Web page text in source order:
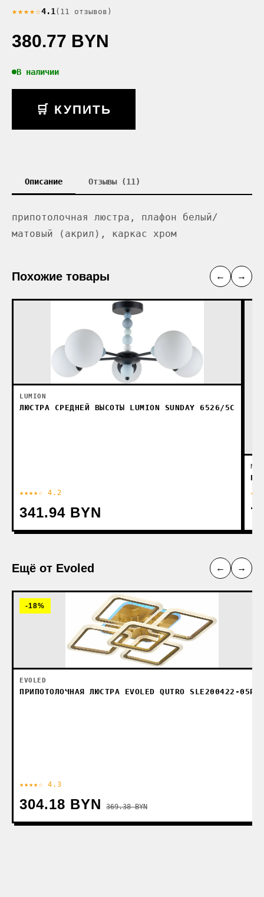
★★★★☆4.1 (11 отзывов)
380.77 BYN
В наличии
🛒 КУПИТЬ
Описание Отзывы (11)
припотолочная люстра, плафон белый/
матовый (акрил), каркас хром
Похожие товары ← →
LUMION
ЛЮСТРА СРЕДНЕЙ ВЫСОТЫ LUMION SUNDAY 6526/5C
★★★★☆ 4.2
341.94 BYN
Ещё от Evoled ← →
-18%
EVOLED
ПРИПОТОЛОЧНАЯ ЛЮСТРА EVOLED QUTRO SLE200422-
★★★★☆ 4.3
304.18 BYN 369.38 BYN